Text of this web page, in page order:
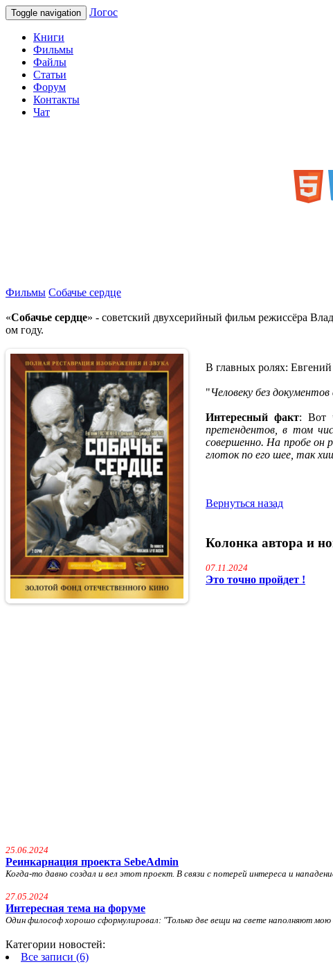
Toggle navigation Логос
Книги
Фильмы
Файлы
Статьи
Форум
Контакты
Чат
Фильмы Собачье сердце
«Собачье сердце» - советский двухсерийный фильм режиссёра
ом году.
В главных ролях:
"Человеку без
Интересный факт: Вот
претендентов, в том
совершенно. На пробе он
глоток по его шее, так
Вернуться назад
Колонка автора и
07.11.2024
Это точно пройдет !
25.06.2024
Реинкарнация проекта SebeAdmin
Когда-то давно создал и вел этот проект. В связи с потерей интереса и
27.05.2024
Интересная тема на форуме
Один философ хорошо сформулировал: "Только две вещи на свете наполняют
Категории новостей:
Все записи (6)